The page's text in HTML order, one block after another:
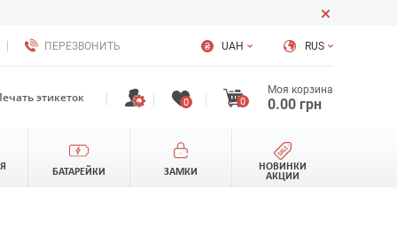
ПЕРЕЗВОНИТЬ UAH RUS
0 0
Моя корзина
0.00 грн
этикеток
БАТАРЕЙКИ ЗАМКИ
НОВИНКИ
АКЦИИ